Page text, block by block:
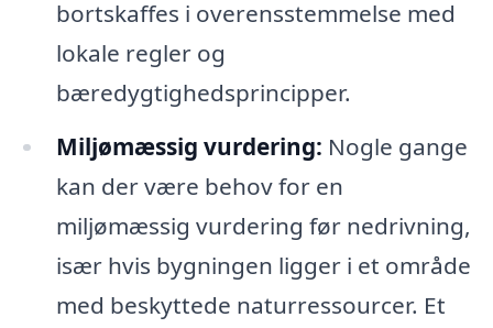
bortskaffes i overensstemmelse med
lokale regler og
bæredygtighedsprincipper.
Miljømæssig vurdering: Nogle gange
kan der være behov for en
miljømæssig vurdering før nedrivning,
især hvis bygningen ligger i et område
med beskyttede naturressourcer. Et